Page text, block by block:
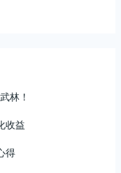
林！
收益
得